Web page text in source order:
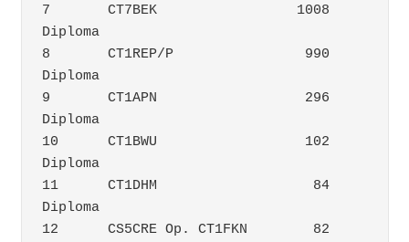
7	CT7BEK		       1008
Diploma
8	CT1REP/P		990
Diploma
9	CT1APN		        296
Diploma
10	CT1BWU		        102
Diploma
11	CT1DHM		         84
Diploma
12	CS5CRE Op. CT1FKN	 82